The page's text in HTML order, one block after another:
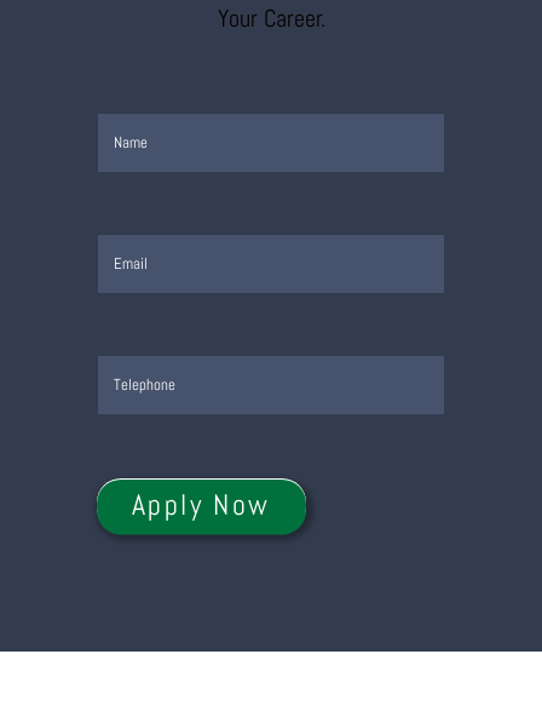
Your Career.
Apply Now